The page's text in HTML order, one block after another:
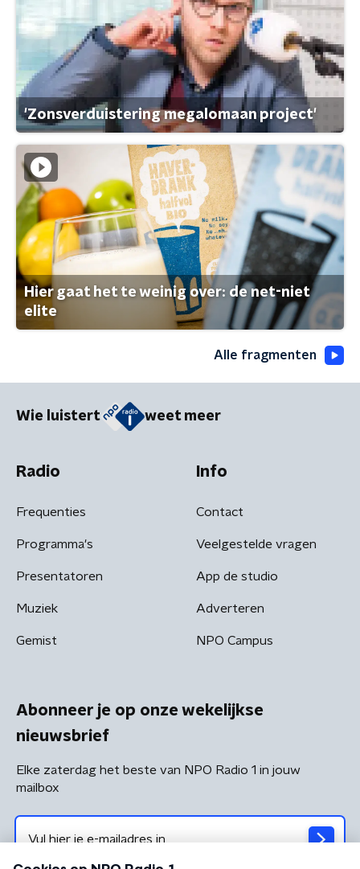
'Zonsverduistering megalomaan project'
Hier gaat het te weinig over: de net-niet
elite
Alle fragmenten
Wie luistert weet meer
Radio
Frequenties
Programma's
Presentatoren
Muziek
Gemist
Info
Contact
Veelgestelde vragen
App de studio
Adverteren
NPO Campus
Abonneer je op onze wekelijkse
nieuwsbrief
Elke zaterdag het beste van NPO Radio 1 in jouw
mailbox